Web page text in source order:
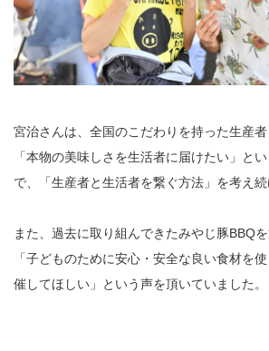
宮治さんは、全国のこだわりを持った生産
「本物の美味しさを生活者に届けたい」と
で、「生産者と生活者を繋ぐ方法」を考え続
また、過去に取り組んできたみやじ豚BBQ
「子どものために安心・安全な良い食材を
催してほしい」という声を頂いていました。